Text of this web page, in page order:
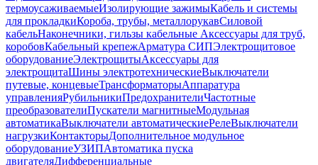
термоусаживаемыеИзолирующие зажимыКабель и системы
для прокладкиКороба, трубы, металлорукавСиловой
кабельНаконечники, гильзы кабельные Аксессуары для труб,
коробовКабельный крепежАрматура СИПЭлектрощитовое
оборудованиеЭлектрощитыАксессуары для
электрощитаШины электротехническиеВыключатели
путевые, концевыеТрансформаторыАппаратура
управленияРубильникиПредохранителиЧастотные
преобразователиПускатели магнитныеМодульная
автоматикаВыключатели автоматическиеРелеВыключатели
нагрузкиКонтакторыДополнительное модульное
оборудованиеУЗИПАвтоматика пуска
двигателяДифференциальные